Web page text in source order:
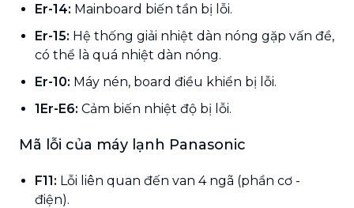
Er-14: Mainboard biến tần bị lỗi.
Er-15: Hệ thống giải nhiệt dàn nóng gặp vấn đề,
có thể là quá nhiệt dàn nóng.
Er-10: Máy nén, board điều khiển bị lỗi.
1Er-E6: Cảm biến nhiệt độ bị lỗi.
Mã lỗi của máy lạnh Panasonic
F11: Lỗi liên quan đến van 4 ngã (phần cơ -
điện).